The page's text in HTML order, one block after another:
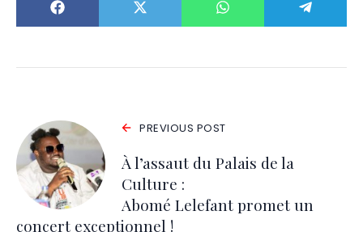
PREVIOUS POST
À l’assaut du Palais de la
Culture :
Abomé Lelefant promet un
concert exceptionnel !